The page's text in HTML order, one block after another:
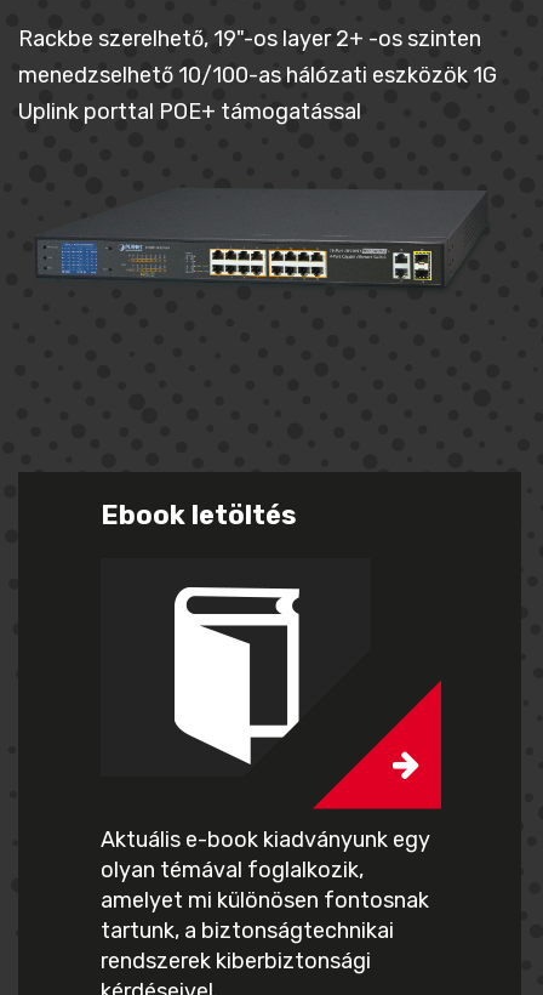
Ebook letöltés
Aktuális e-book kiadványunk egy
olyan témával foglalkozik,
amelyet mi különösen fontosnak
tartunk, a biztonságtechnikai
rendszerek kiberbiztonsági
Rackbe szerelhető, 19"-os layer 2+ -os szinten
menedzselhető 10/100-as hálózati eszközök 1G
Uplink porttal POE+ támogatással